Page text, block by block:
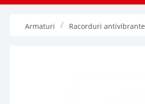
Armaturi Racorduri antivibrante